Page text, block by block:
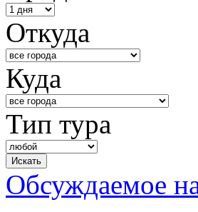
Откуда
Куда
Тип тура
Обсуждаемое